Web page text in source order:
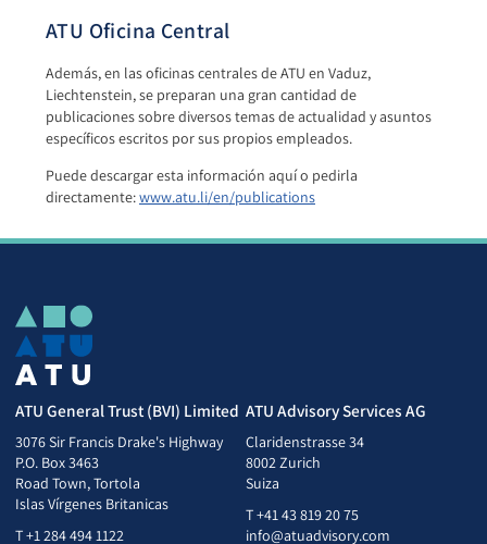
ATU Oficina Central
Además, en las oficinas centrales de ATU en Vaduz,
Liechtenstein, se preparan una gran cantidad de
publicaciones sobre diversos temas de actualidad y asuntos
específicos escritos por sus propios empleados.
Puede descargar esta información aquí o pedirla
directamente:www.atu.li/en/publications
ATU General Trust (BVI) Limited
3076 Sir Francis Drake's Highway
P.O. Box 3463
Road Town, Tortola
Islas Vírgenes Britanicas
T+1 284 494 1122
ATU Advisory Services AG
Claridenstrasse 34
8002 Zurich
Suiza
T+41 43 819 20 75
info@atuadvisory.com